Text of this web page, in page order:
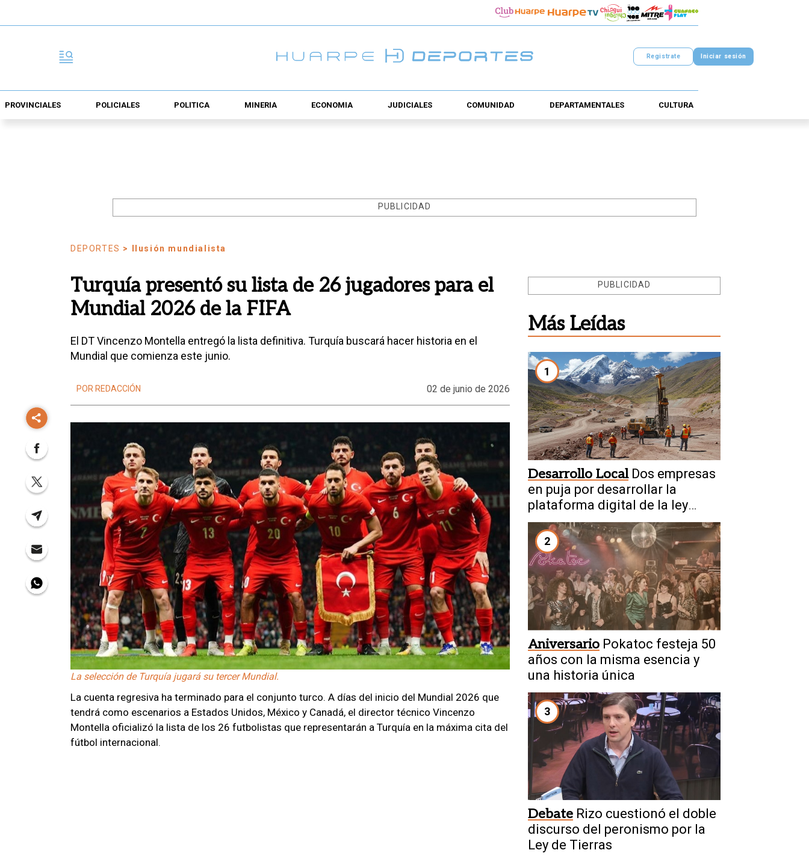
Registrate Iniciar sesión
PROVINCIALES POLICIALES POLÍTICA MINERÍA ECONOMÍA JUDICIALES COMUNIDAD DEPARTAMENTALES CULTURA
PUBLICIDAD
DEPORTES > Ilusión mundialista
Turquía presentó su lista de 26 jugadores para el
Mundial 2026 de la FIFA
El DT Vincenzo Montella entregó la lista definitiva. Turquía buscará hacer historia en el
Mundial que comienza este junio.
POR REDACCIÓN 02 de junio de 2026
La selección de Turquía jugará su tercer Mundial.
La cuenta regresiva ha terminado para el conjunto turco. A días del inicio del Mundial 2026 que
tendrá como escenarios a Estados Unidos, México y Canadá, el director técnico Vincenzo
Montella oficializó la lista de los 26 futbolistas que representarán a Turquía en la máxima cita del
fútbol internacional.
PUBLICIDAD
Más Leídas
1
Desarrollo Local Dos empresas
en puja por desarrollar la
plataforma digital de la ley
minera
2
Aniversario Pokatoc festeja 50
años con la misma esencia y
una historia única
3
Debate Rizo cuestionó el doble
discurso del peronismo por la
Ley de Tierras